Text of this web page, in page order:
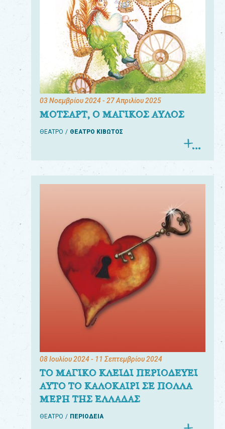
03 Νοεμβρίου 2024- 27 Απριλίου 2025
ΜΟΤΣΑΡΤ, Ο ΜΑΓΙΚΟΣ ΑΥΛΟΣ
ΘΕΑΤΡΟ ΘΕΑΤΡΟ ΚΙΒΩΤΟΣ
08 Ιουλίου 2024- 11 Σεπτεμβρίου 2024
ΤΟ ΜΑΓΙΚΟ ΚΛΕΙΔΙ ΠΕΡΙΟΔΕΥΕΙ
ΑΥΤΟ ΤΟ ΚΑΛΟΚΑΙΡΙ ΣΕ ΠΟΛΛΑ
ΜΕΡΗ ΤΗΣ ΕΛΛΑΔΑΣ
ΘΕΑΤΡΟ ΠΕΡΙΟΔΕΙΑ